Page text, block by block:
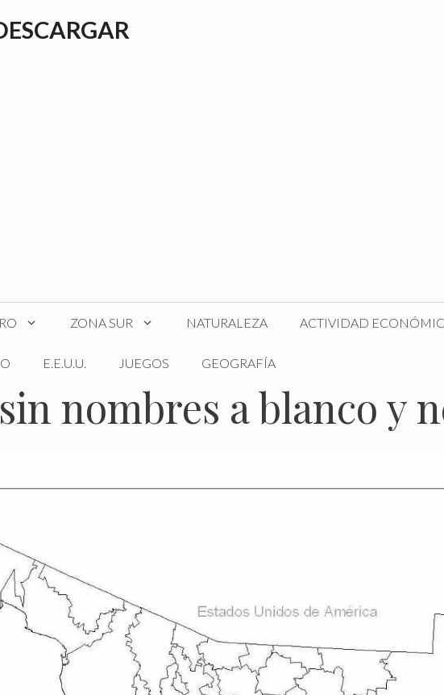
ZONA SUR NATURALEZA ACTIVIDAD
E.E.U.U. JUEGOS GEOGRAFÍA
nombres a blanco y